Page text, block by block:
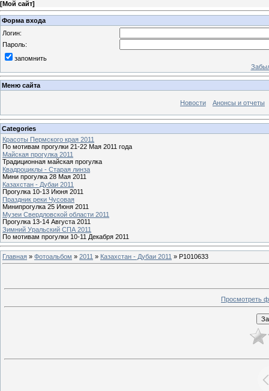
[Мой сайт]
Форма входа
Логин:
Пароль:
запомнить
Меню сайта
Новости Анонсы и отчеты
Categories
Красоты Пермского края 2011
По мотивам прогулки 21-22 Мая 2011 года
Майская прогулка 2011
Традиционная майская прогулка
Квадроциклы - Старая линза
Мини прогулка 28 Мая 2011
Казахстан - Дубаи 2011
Прогулка 10-13 Июня 2011
Праздник реки Чусовая
Минипрогулка 25 Июня 2011
Музеи Свердловской области 2011
Прогулка 13-14 Августа 2011
Зимний Уральский СПА 2011
По мотивам прогулки 10-11 Декабря 2011
Главная » Фотоальбом » 2011 » Казахстан - Дубаи 2011 » P1010633
Просмотреть